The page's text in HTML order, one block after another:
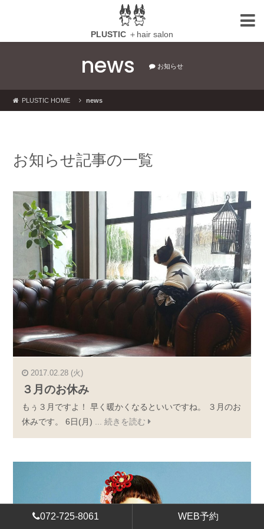
PLUSTIC ＋hair salon
news お知らせ
PLUSTIC HOME news
お知らせ記事の一覧
2017.02.28 (火)
３月のお休み
もぅ３月ですよ！ 早く暖かくなるといいですね。 ３月のお
休みです。 6日(月)
... 続きを読む
072-725-8061 WEB予約